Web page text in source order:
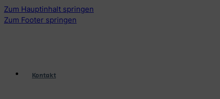
Zum Hauptinhalt springen
Zum Footer springen
Kontakt